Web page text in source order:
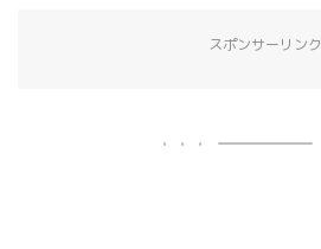
スポンサーリンク